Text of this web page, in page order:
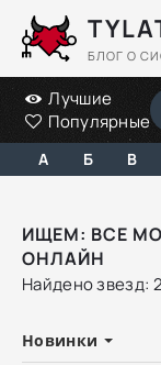
БЛОГ О
Лучшие
Популярные
А Б В
ИЩЕМ: ВСЕ
ОНЛАЙН
Найдено звезд:
Новинки